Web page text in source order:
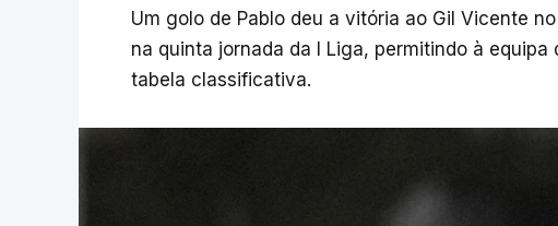
Um golo de Pablo deu a vitória ao Gil Vicente
na quinta jornada da I Liga, permitindo à
tabela classificativa.